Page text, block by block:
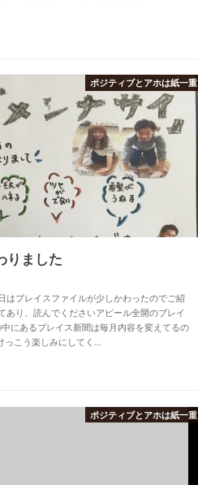
ポジティブとアホは紙一重
りました
はブレイスファイルが少しかわったのでご紹
あり、読んでくださいアピール全開のブレイ
中にあるブレイス新聞は毎月内容を変えてるの
っこう楽しみにしてく…
ポジティブとアホは紙一重